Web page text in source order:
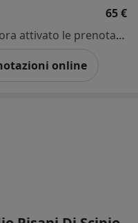
65 €
Questo dottore non ha ancora attivato le prenotazioni online presso questo indirizzo.
online